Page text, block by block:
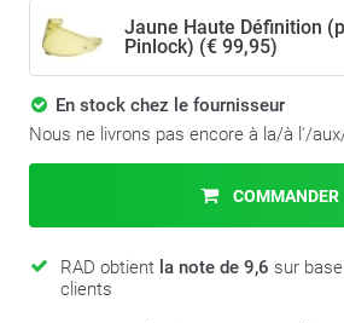
Jaune Haute Définition
Pinlock) (€ 99,95)
En stock chez le fournisseur
Nous ne livrons pas encore à la/à l'/
COMMANDER
RAD obtient la note de 9,6 sur
clients